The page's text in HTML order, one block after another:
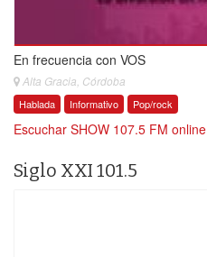
En frecuencia con VOS
Alta Gracia, Córdoba
Hablada Informativo Pop/rock
Escuchar SHOW 107.5 FM online
Siglo XXI 101.5